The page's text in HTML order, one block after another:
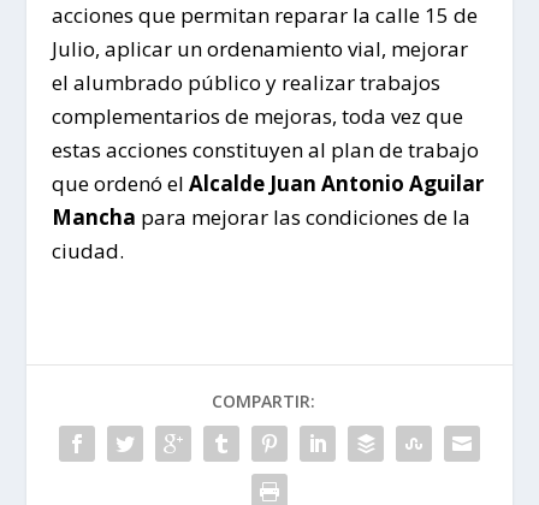
acciones que permitan reparar la calle 15 de
Julio, aplicar un ordenamiento vial, mejorar
el alumbrado público y realizar trabajos
complementarios de mejoras, toda vez que
estas acciones constituyen al plan de trabajo
que ordenó el Alcalde Juan Antonio Aguilar
Mancha para mejorar las condiciones de la
ciudad.
COMPARTIR: